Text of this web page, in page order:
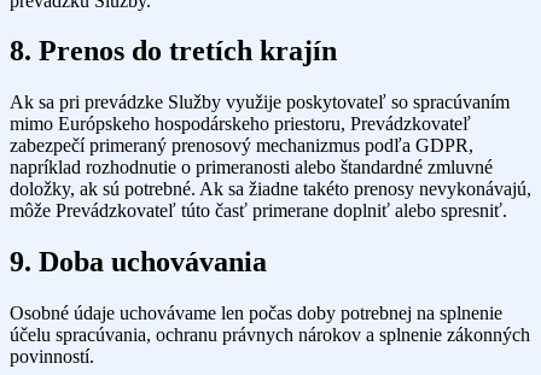
8. Prenos do tretích krajín
Ak sa pri prevádzke Služby využije poskytovateľ so spracúvaním
mimo Európskeho hospodárskeho priestoru, Prevádzkovateľ
zabezpečí primeraný prenosový mechanizmus podľa GDPR,
napríklad rozhodnutie o primeranosti alebo štandardné zmluvné
doložky, ak sú potrebné. Ak sa žiadne takéto prenosy nevykonávajú,
môže Prevádzkovateľ túto časť primerane doplniť alebo spresniť.
9. Doba uchovávania
Osobné údaje uchovávame len počas doby potrebnej na splnenie
účelu spracúvania, ochranu právnych nárokov a splnenie zákonných
povinností.